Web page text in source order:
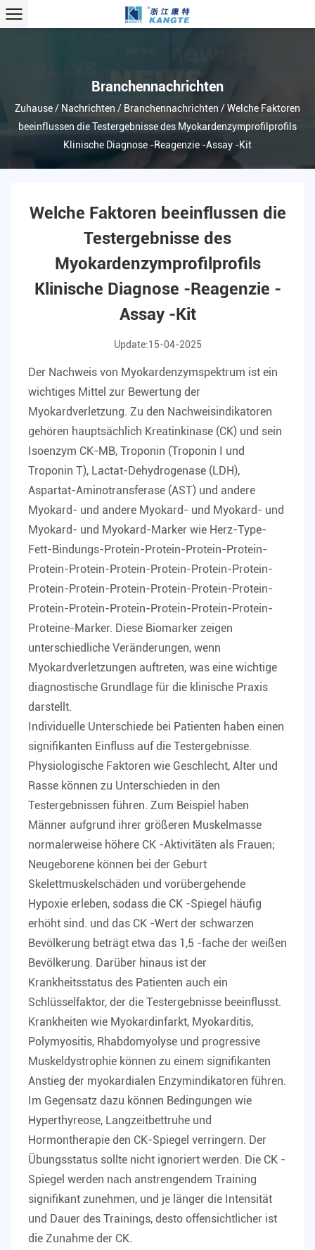
Branchennachrichten
Zuhause/ Nachrichten / Branchennachrichten /Welche Faktoren
beeinflussen die Testergebnisse des Myokardenzymprofilprofils
Klinische Diagnose -Reagenzie -Assay -Kit
Welche Faktoren beeinflussen die
Testergebnisse des
Myokardenzymprofilprofils
Klinische Diagnose -Reagenzie -
Assay -Kit
Update:15-04-2025
Der Nachweis von Myokardenzymspektrum ist ein
wichtiges Mittel zur Bewertung der
Myokardverletzung. Zu den Nachweisindikatoren
gehören hauptsächlich Kreatinkinase (CK) und sein
Isoenzym CK-MB, Troponin (Troponin I und
Troponin T), Lactat-Dehydrogenase (LDH),
Aspartat-Aminotransferase (AST) und andere
Myokard- und andere Myokard- und Myokard- und
Myokard- und Myokard-Marker wie Herz-Type-
Fett-Bindungs-Protein-Protein-Protein-Protein-
Protein-Protein-Protein-Protein-Protein-Protein-
Protein-Protein-Protein-Protein-Protein-Protein-
Protein-Protein-Protein-Protein-Protein-Protein-
Proteine-Marker. Diese Biomarker zeigen
unterschiedliche Veränderungen, wenn
Myokardverletzungen auftreten, was eine wichtige
diagnostische Grundlage für die klinische Praxis
darstellt.
Individuelle Unterschiede bei Patienten haben einen
signifikanten Einfluss auf die Testergebnisse.
Physiologische Faktoren wie Geschlecht, Alter und
Rasse können zu Unterschieden in den
Testergebnissen führen. Zum Beispiel haben
Männer aufgrund ihrer größeren Muskelmasse
normalerweise höhere CK -Aktivitäten als Frauen;
Neugeborene können bei der Geburt
Skelettmuskelschäden und vorübergehende
Hypoxie erleben, sodass die CK -Spiegel häufig
erhöht sind. und das CK -Wert der schwarzen
Bevölkerung beträgt etwa das 1,5 -fache der weißen
Bevölkerung. Darüber hinaus ist der
Krankheitsstatus des Patienten auch ein
Schlüsselfaktor, der die Testergebnisse beeinflusst.
Krankheiten wie Myokardinfarkt, Myokarditis,
Polymyositis, Rhabdomyolyse und progressive
Muskeldystrophie können zu einem signifikanten
Anstieg der myokardialen Enzymindikatoren führen.
Im Gegensatz dazu können Bedingungen wie
Hyperthyreose, Langzeitbettruhe und
Hormontherapie den CK-Spiegel verringern. Der
Übungsstatus sollte nicht ignoriert werden. Die CK -
Spiegel werden nach anstrengendem Training
signifikant zunehmen, und je länger die Intensität
und Dauer des Trainings, desto offensichtlicher ist
die Zunahme der CK.